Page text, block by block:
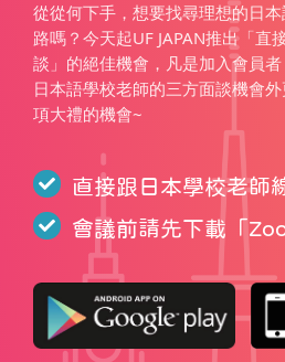
從從何下手，想要找尋理想的日
路嗎？今天起UF JAPAN推出「直
談」的絕佳機會，凡是加入會員
日本語學校老師的三方面談機會
項大禮的機會~
直接跟日本學校老師
會議前請先下載「